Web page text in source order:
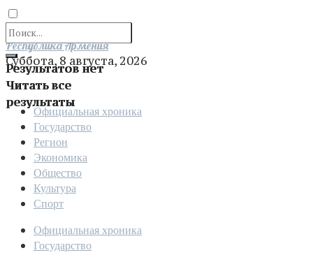
Результатов нет
Читать все
результаты
Отправить
Республика Армения
Суббота, 8 августа, 2026
Официальная хроника
Государство
Регион
Экономика
Общество
Культура
Спорт
Официальная хроника
Государство